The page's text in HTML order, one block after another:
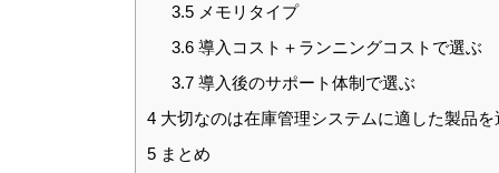
3.5 メモリタイプ
3.6 導入コスト＋ランニングコストで選ぶ
3.7 導入後のサポート体制で選ぶ
4 大切なのは在庫管理システムに適した製品
5 まとめ